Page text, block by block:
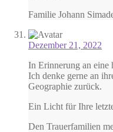
Familie Johann
Dezember 21, 2022
In Erinnerung an eine
Ich denke gerne an
Geographie zurück.
Ein Licht für Ihre
Den Trauerfamilien